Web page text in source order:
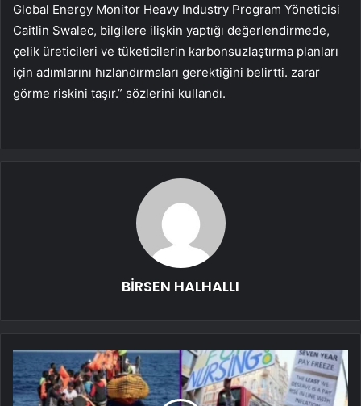
Global Energy Monitor Heavy Industry Program Yöneticisi
Caitlin Swalec, bilgilere ilişkin yaptığı değerlendirmede,
çelik üreticileri ve tüketicilerin karbonsuzlaştırma planları
için adımlarını hızlandırmaları gerektiğini belirtti. zarar
görme riskini taşır.” sözlerini kullandı.
BİRSEN HALHALLI